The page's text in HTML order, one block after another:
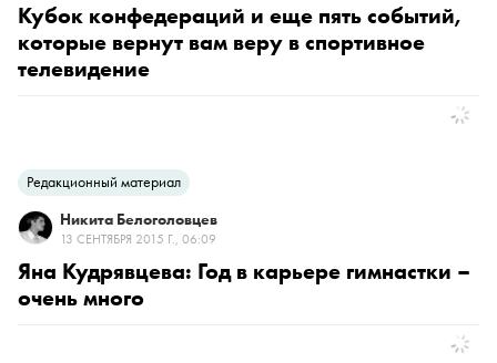
Кубок конфедераций и еще пять событий,
которые вернут вам веру в спортивное
телевидение
Редакционный материал
Никита Белоголовцев
13 СЕНТЯБРЯ 2015 Г., 06:09
Яна Кудрявцева: Год в карьере гимнастки –
очень много